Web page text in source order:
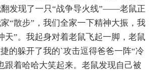
翻发现了一只“战争导火线”——老鼠正
“散步”，我们全家一下精神大振，我
天”。我起身对着老鼠飞起一脚，老鼠
的躲开了我的`攻击逗得爸爸一阵“冷
跟着哈哈大笑起来。老鼠发现自己被